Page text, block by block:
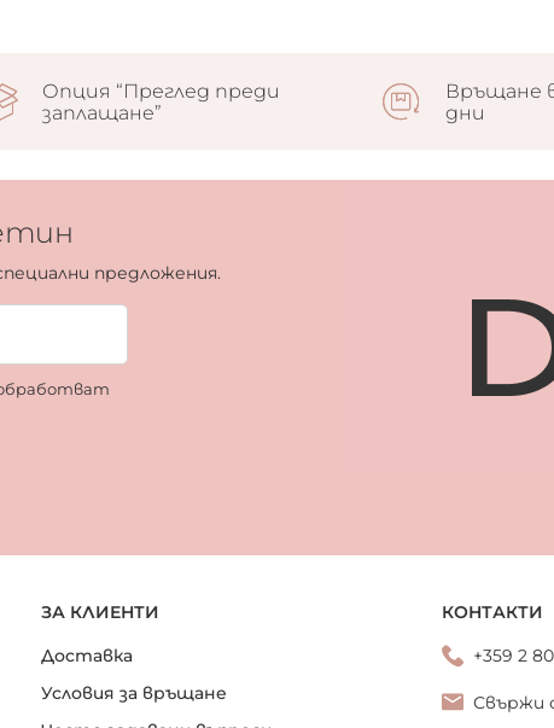
Опция “Преглед преди
заплащане”
Връщане
дни
предложения.
ЗА КЛИЕНТИ
Доставка
Условия за връщане
КОНТАКТИ
+359 2
Свържи